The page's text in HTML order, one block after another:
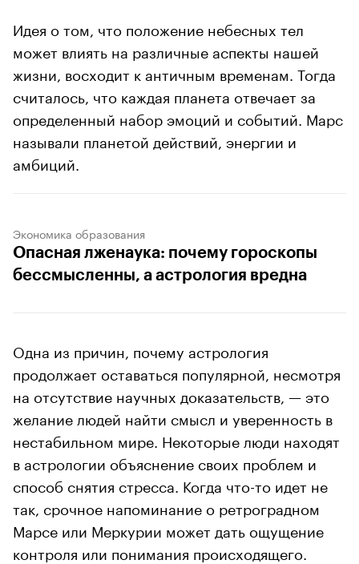
Идея о том, что положение небесных тел
может влиять на различные аспекты нашей
жизни, восходит к античным временам. Тогда
считалось, что каждая планета отвечает за
определенный набор эмоций и событий. Марс
называли планетой действий, энергии и
амбиций.
Экономика образования
Опасная лженаука: почему гороскопы
бессмысленны, а астрология вредна
Одна из причин, почему астрология
продолжает оставаться популярной, несмотря
на отсутствие научных доказательств, — это
желание людей найти смысл и уверенность в
нестабильном мире. Некоторые люди находят
в астрологии объяснение своих проблем и
способ снятия стресса. Когда что-то идет не
так, срочное напоминание о ретроградном
Марсе или Меркурии может дать ощущение
контроля или понимания происходящего.